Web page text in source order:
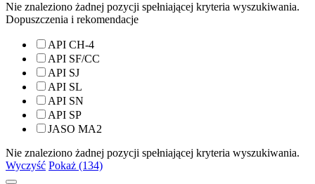
Nie znaleziono żadnej pozycji spełniającej kryteria wyszukiwania.
Dopuszczenia i rekomendacje
API CH-4
API SF/CC
API SJ
API SL
API SN
API SP
JASO MA2
Nie znaleziono żadnej pozycji spełniającej kryteria wyszukiwania.
Wyczyść Pokaż (134)